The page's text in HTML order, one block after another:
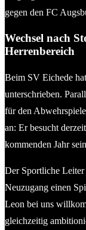
gegen den FC
Wechsel nach
Herrenbereich
Beim SV Eichede
unterschrieben.
für den
an: Er besucht
kommenden Jahr
Der Sportliche
Neuzugang einen
Leon bei uns
gleichzeitig